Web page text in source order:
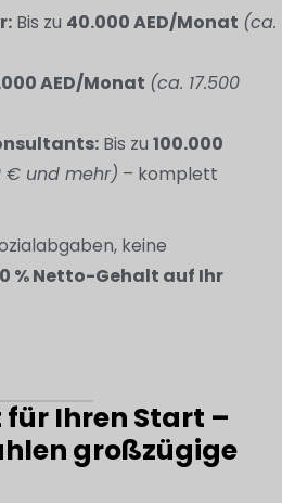
Bis zu 40.000 AED/Monat (ca.
AED/Monat (ca. 17.500
Bis zu100.000
€ und mehr) – komplett
keine
% Netto-Gehalt auf Ihr
Ihren Start –
großzügige